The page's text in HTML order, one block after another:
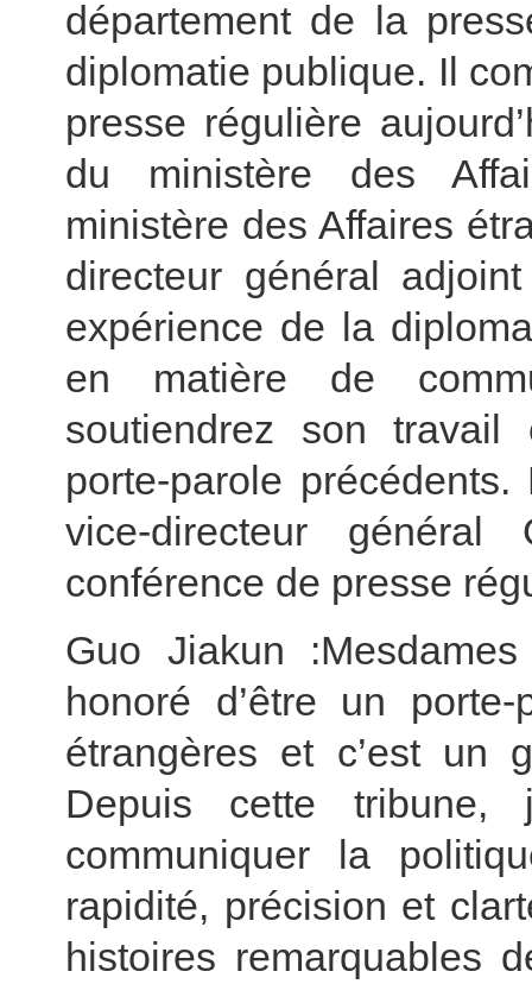
département de la
diplomatie publique. Il
presse régulière
du ministère des
ministère des Affaires
directeur général
expérience de la
en matière de
soutiendrez son
porte-parole
vice-directeur
conférence de presse
Guo Jiakun
honoré d’être un
étrangères et c’est un
Depuis cette
communiquer la
rapidité, précision et
histoires remarquables